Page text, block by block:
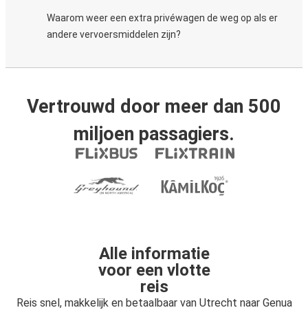
Waarom weer een extra privéwagen de weg op als er
andere vervoersmiddelen zijn?
Vertrouwd door meer dan 500
miljoen passagiers.
Alle informatie
voor een vlotte
reis
Reis snel, makkelijk en betaalbaar van Utrecht naar Genua